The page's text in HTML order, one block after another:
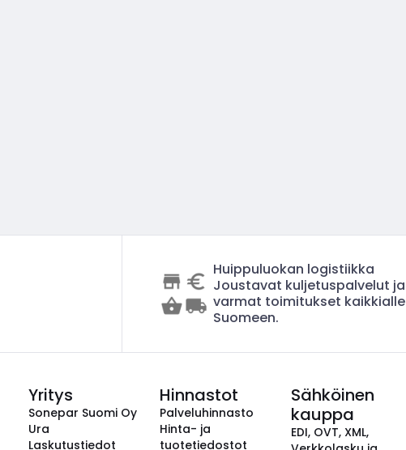
Huippuluokan logistiikka
Joustavat kuljetuspalvelut ja
varmat toimitukset kaikkialle
Suomeen.
Yritys
Sonepar Suomi Oy
Ura
Laskutustiedot
Hinnastot
Palveluhinnasto
Hinta- ja
tuotetiedostot
Sähköinen
kauppa
EDI, OVT, XML,